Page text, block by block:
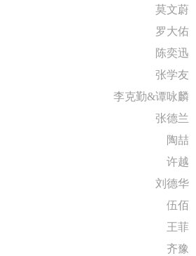
莫文蔚
罗大佑
陈奕迅
张学友
李克勤&谭咏麟
张德兰
陶喆
许越
刘德华
伍佰
王菲
齐豫